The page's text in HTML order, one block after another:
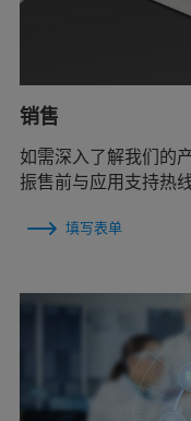
销售
如需深入了解我们的
振售前与应用支持热
填写表单